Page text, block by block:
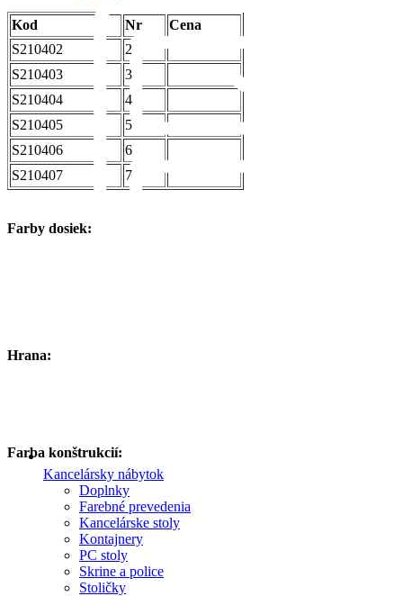
Kancelársky nábytok
Doplnky
Farebné prevedenia
Kancelárske stoly
Kontajnery
PC stoly
Skrine a police
Stoličky
Kod Nr
Cena
S210402
2
S210403
3
S210404
4
S210405
5
S210406
6
S210407
7
Farby dosiek:
Hrana:
Farba konštrukcií: